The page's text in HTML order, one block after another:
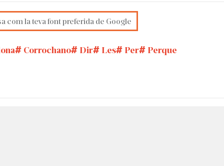
com la teva font preferida de Google
Corrochano Dir Les Per
Perque